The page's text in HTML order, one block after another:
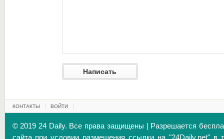
КОНТАКТЫ ВОЙТИ
© 2019 24 Daily. Все права защищены | Разрешается